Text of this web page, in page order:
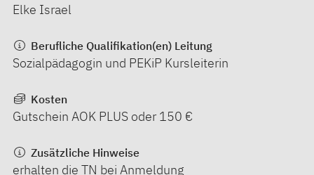
Elke Israel
Berufliche Qualifikation(en) Leitung
Sozialpädagogin und PEKiP Kursleiterin
Kosten
Gutschein AOK PLUS oder 150 €
Zusätzliche Hinweise
erhalten die TN bei Anmeldung